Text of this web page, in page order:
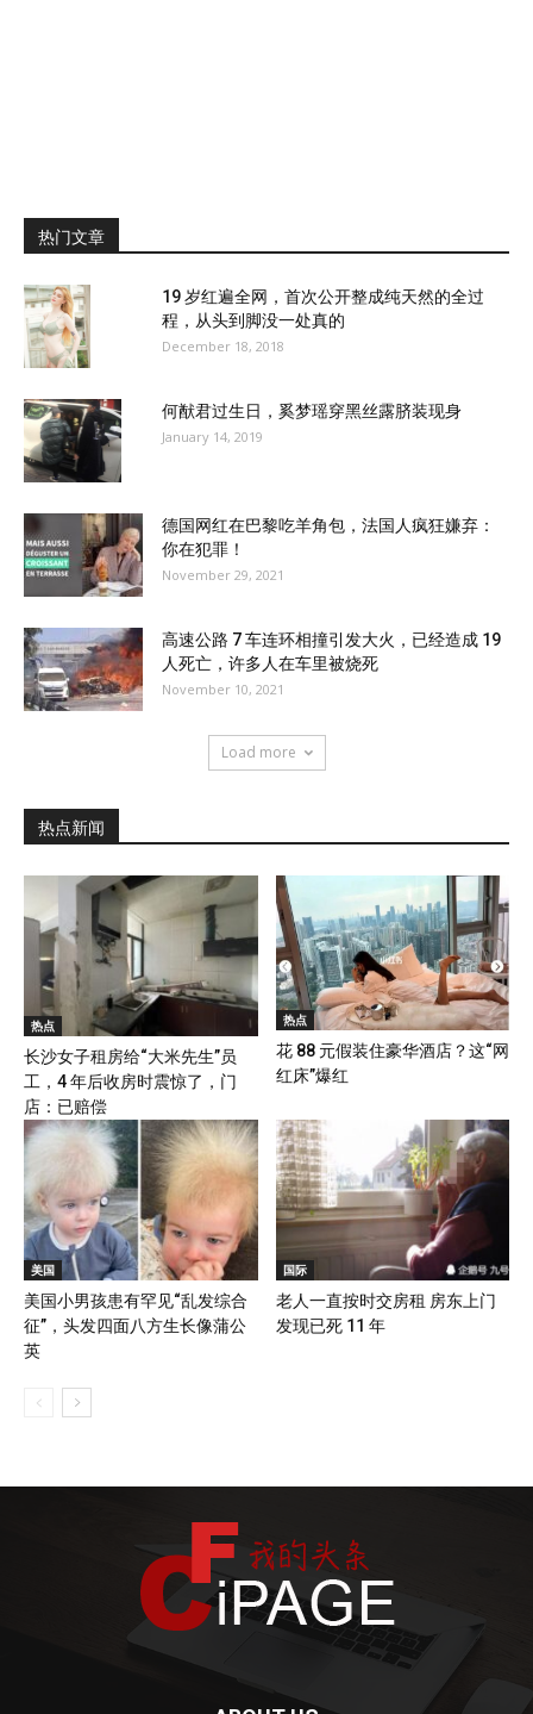
热门文章
19 岁红遍全网，首次公开整成纯天然的全过
程，从头到脚没一处真的
December 18, 2018
何猷君过生日，奚梦瑶穿黑丝露脐装现身
January 14, 2019
德国网红在巴黎吃羊角包，法国人疯狂嫌弃：
你在犯罪！
November 29, 2021
高速公路 7 车连环相撞引发大火，已经造成 19
人死亡，许多人在车里被烧死
November 10, 2021
Load more
热点新闻
热点
长沙女子租房给“大米先生”员
工，4 年后收房时震惊了，门
店：已赔偿
热点
花 88 元假装住豪华酒店？这“网
红床”爆红
美国
美国小男孩患有罕见“乱发综合
征”，头发四面八方生长像蒲公
英
国际
老人一直按时交房租 房东上门
发现已死 11 年